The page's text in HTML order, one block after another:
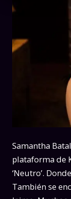
Samantha
plataforma de
‘Neutro’.
También se